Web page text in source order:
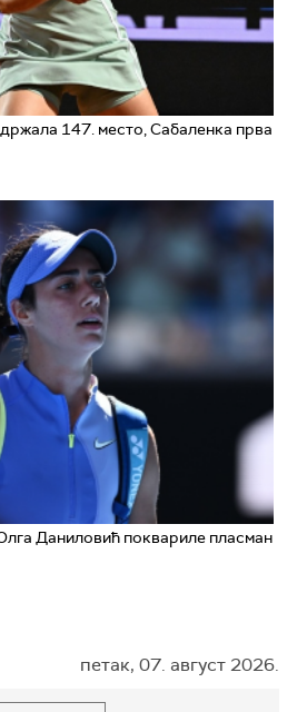
147. место, Сабаленка прва
Даниловић поквариле пласман
петак, 07. август 2026.